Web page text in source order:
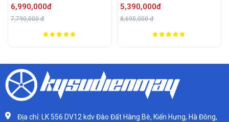
6,990,000đ
7,790,000 đ
5,390,000đ
8,690,000 đ
Địa chỉ: LK 556 DV12 kdv Đào Đất Hàng Bè, Kiến Hưng, Hà Đông,